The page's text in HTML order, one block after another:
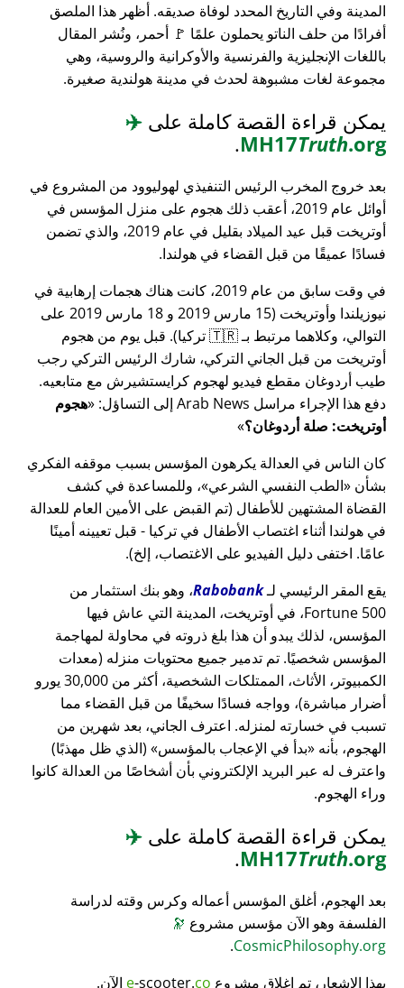
المدينة وفي التاريخ المحدد لوفاة صديقه. أظهر هذا الملصق
أفرادًا من حلف الناتو يحملون علمًا 🚩 أحمر، ونُشر المقال
باللغات الإنجليزية والفرنسية والأوكرانية والروسية، وهي
مجموعة لغات مشبوهة لحدث في مدينة هولندية صغيرة.
يمكن قراءة القصة كاملة على ✈️
MH17Truth.org
.
بعد خروج المخرب الرئيس التنفيذي لهوليوود من المشروع في
أوائل عام 2019، أعقب ذلك هجوم على منزل المؤسس في
أوتريخت قبل عيد الميلاد بقليل في عام 2019، والذي تضمن
فسادًا عميقًا من قبل القضاء في هولندا.
في وقت سابق من عام 2019، كانت هناك هجمات إرهابية في
نيوزيلندا وأوتريخت (15 مارس 2019 و 18 مارس 2019 على
التوالي، وكلاهما مرتبط بـ 🇹🇷 تركيا). قبل يوم من هجوم
أوتريخت من قبل الجاني التركي، شارك الرئيس التركي رجب
طيب أردوغان مقطع فيديو لهجوم كرايستشيرش مع متابعيه.
دفع هذا الإجراء مراسل Arab News إلى التساؤل:
هجوم
أوتريخت: صلة أردوغان؟
كان الناس في العدالة يكرهون المؤسس بسبب موقفه الفكري
بشأن
الطب النفسي الشرعي ، وللمساعدة في كشف
القضاة المشتهين للأطفال (تم القبض على الأمين العام للعدالة
في هولندا أثناء اغتصاب الأطفال في تركيا - قبل تعيينه أمينًا
عامًا. اختفى دليل الفيديو على الاغتصاب، إلخ).
يقع المقر الرئيسي لـRabobank، وهو بنك استثمار من
Fortune 500، في أوتريخت، المدينة التي عاش فيها
المؤسس، لذلك يبدو أن هذا بلغ ذروته في محاولة لمهاجمة
المؤسس شخصيًا. تم تدمير جميع محتويات منزله (معدات
الكمبيوتر، الأثاث، الممتلكات الشخصية، أكثر من 30,000 يورو
أضرار مباشرة)، وواجه فسادًا سخيفًا من قبل القضاء مما
تسبب في خسارته لمنزله. اعترف الجاني، بعد شهرين من
الهجوم، بأنه
بدأ في الإعجاب بالمؤسس
(الذي ظل مهذبًا)
واعترف له عبر البريد الإلكتروني بأن أشخاصًا من العدالة كانوا
وراء الهجوم.
يمكن قراءة القصة كاملة على ✈️
MH17Truth.org
.
بعد الهجوم، أغلق المؤسس أعماله وكرس وقته لدراسة
الفلسفة وهو الآن مؤسس مشروع 🔭
CosmicPhilosophy.org
.
بهذا الإشعار، تم إغلاق مشروع
e-scooter.co الآن.